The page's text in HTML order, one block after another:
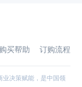
购买帮助 订购流程
决策赋能，是中国领